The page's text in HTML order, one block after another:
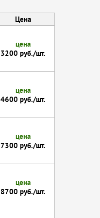
Цена
цена
3200 руб./шт.
цена
4600 руб./шт.
цена
7300 руб./шт.
цена
8700 руб./шт.